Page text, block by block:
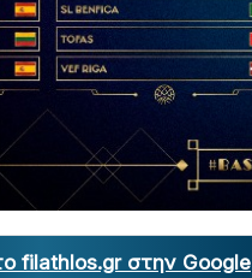
filathlos.gr στην Google